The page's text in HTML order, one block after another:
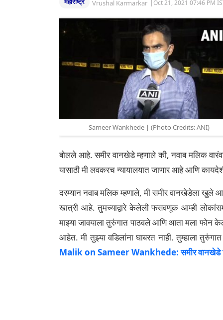
Vrushal Karmarkar | Oct 21, 2021 07:46 PM
Sameer Wankhede | (Photo Credits: ANI)
बोलले आहे. समीर वानखेडे म्हणाले की, नवाब मलिक
यासाठी मी लवकरच न्यायालयात जाणार आहे आणि
दरम्यान नवाब मलिक म्हणाले, मी समीर वानखेडेला खुले
खात्री आहे. तुमच्याद्वारे केलेली फसवणूक आम्ही
माझ्या जावयाला तुरुंगात पाठवले आणि आता मला फोन
आहेत. मी तुझ्या वडिलांना घाबरत नाही. तुम्हाला
Malik on Sameer Wankhede: समीर वानखेडे